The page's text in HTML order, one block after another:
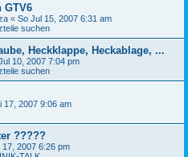
GTV6
« So Jul 15, 2007 6:31 am
suchen
Heckklappe, Heckablage, ...
10, 2007 7:04 pm
suchen
17, 2007 9:06 am
?????
17, 2007 6:26 pm